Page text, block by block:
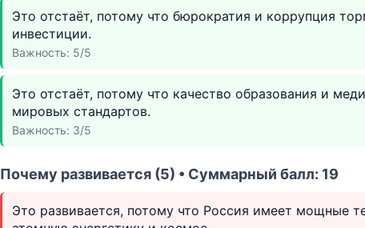
Это отстаёт, потому что бюрократия и коррупция
инвестиции.
Важность: 5/5
Это отстаёт, потому что качество образования и
мировых стандартов.
Важность: 3/5
Почему развивается (5) • Суммарный балл: 19
Это развивается, потому что Россия имеет мощные